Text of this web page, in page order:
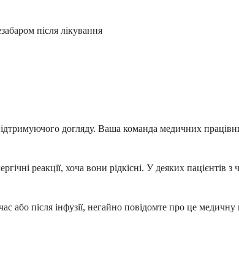
після лікування
догляду. Ваша команда медичних
реакції, хоча вони рідкісні. У деяких пацієнтів
або після інфузії, негайно повідомте про це